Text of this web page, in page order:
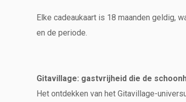
Elke cadeaukaart is 18 maanden geldig,
en de periode.
Gitavillage: gastvrijheid die de
Het ontdekken van het Gitavillage-